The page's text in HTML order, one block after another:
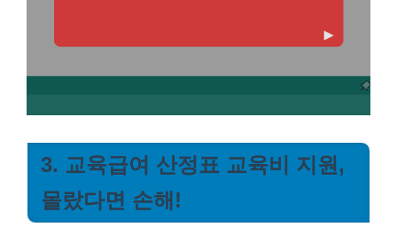
3. 교육급여 산정표 교육비 지원,
몰랐다면 손해!